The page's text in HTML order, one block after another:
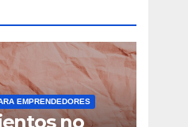
EMPRENDEDORES
no